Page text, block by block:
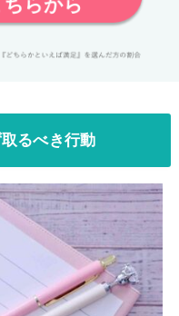
らから
るべき行動